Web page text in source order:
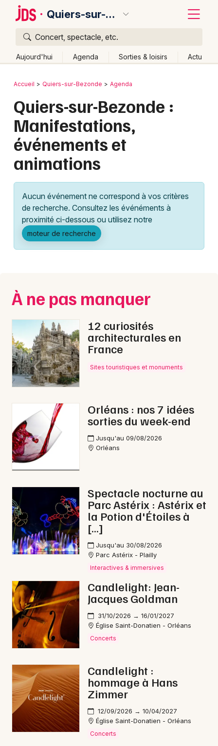
Quiers-sur-Bezonde
Concert, spectacle, etc.
Aujourd'hui Agenda Sorties & loisirs Actu
Publier un événement
Grands événements
Activité & Expérience
Manifestations
Foires & salons
Spectacles
Soirées
Sorties famille
Expos
Sorties & loisirs
Manifestations dans le Centre
Manifestations dans le Centre-Val de Loire
Artistes en tournée
Actus dans le Loiret
Magazine dans le Loiret
45 - Loiret
Mon email
Je m'abonne
Bordeaux
Colmar
Lille
Lyon
Marseille
Mulhouse
Montpellier
Nantes
Strasbourg
Toulouse
Toutes les villes
Retour
Accueil Quiers-sur-Bezonde Agenda
Quiers-sur-Bezonde :
Manifestations,
événements et
animations
Aucun événement ne correspond à vos critères
de recherche. Consultez les événéments à
proximité ci-dessous ou utilisez notre
moteur de recherche
À ne pas manquer
12 curiosités
architecturales en
France
Sites touristiques et monuments
Orléans : nos 7 idées
sorties du week-end
Jusqu'au 09/08/2026
Orléans
Spectacle nocturne au
Parc Astérix : Astérix et
la Potion d'Étoiles à
[…]
Jusqu'au 30/08/2026
Parc Astérix - Plailly
Interactives & immersives
Candlelight: Jean-
Jacques Goldman
31/10/2026 → 16/01/2027
Église Saint-Donatien - Orléans
Concerts
Candlelight :
hommage à Hans
Zimmer
12/09/2026 → 10/04/2027
Église Saint-Donatien - Orléans
Concerts
Quoi ?
Où ?
Partout
Près de moi Changer de lieu
Quand ?
Aujourd'hui
Demain Ce week-end